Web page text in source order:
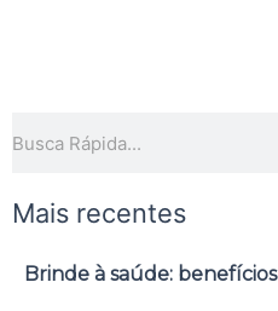
Mais recentes
Brinde à saúde: